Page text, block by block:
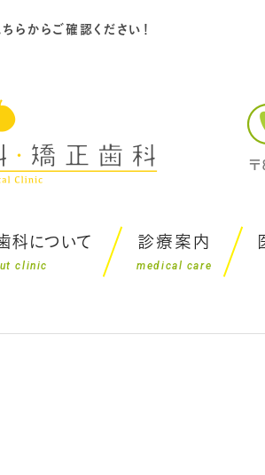
らからご確認ください！
科について
clinic
診療案内
medical care